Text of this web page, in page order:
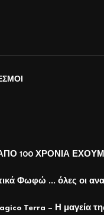
100 ΧΡΟΝΙΑ
Φωφώ … όλες οι
Terra – Η μαγεία